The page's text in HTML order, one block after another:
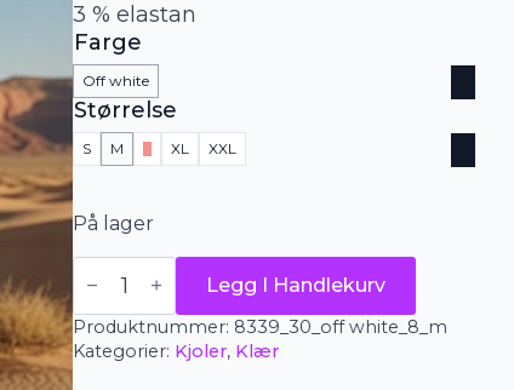
3 % elastan
Farge
Off white
Størrelse
S M XL XXL
På lager
Soulmate
kjole
-
Demina
2
antall
Legg I Handlekurv
Produktnummer: 8339_30_off white_8_m
Kategorier: Kjoler, Klær